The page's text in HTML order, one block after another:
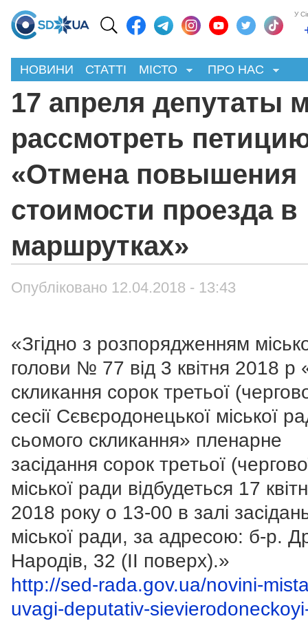
У
НОВИНИ СТАТТІ МІСТО ПРО НАС
17 апреля депутаты
рассмотреть
«Отмена повышения
стоимости проезда в
маршрутках»
Опубліковано 12.04.2018 - 13:43
«Згідно з розпорядженням
голови № 77 від 3 квітня 2018 р
скликання сорок третьої
сесії Сєвєродонецької міської
сьомого скликання» пленарне
засідання сорок третьої
міської ради відбудеться 17
2018 року о 13-00 в залі
міської ради, за адресою: б-р.
Народів, 32 (ІІ поверх).»
http://sed-rada.gov.ua/novini-
uvagi-deputativ-